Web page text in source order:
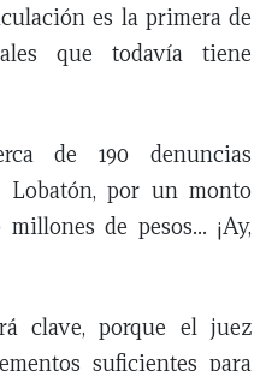
es la primera de
que todavía tiene
de 190 denuncias
Lobatón, por un monto
de pesos… ¡Ay,
clave, porque el juez
suficientes para